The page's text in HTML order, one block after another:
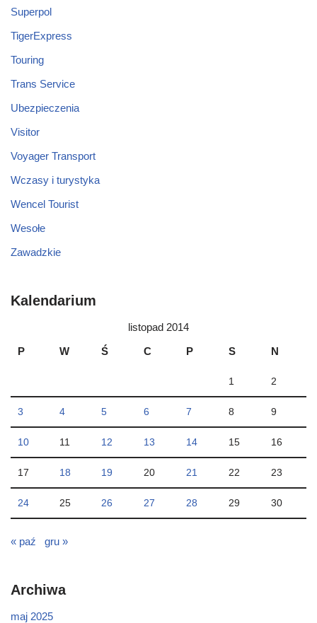
Superpol
TigerExpress
Touring
Trans Service
Ubezpieczenia
Visitor
Voyager Transport
Wczasy i turystyka
Wencel Tourist
Wesołe
Zawadzkie
Kalendarium
listopad 2014
P
W Ś C P S N
1 2
3 4 5 6 7 8 9
10 11 12 13 14 15 16
17 18 19 20 21 22 23
24 25 26 27 28 29 30
« paź gru »
Archiwa
maj 2025